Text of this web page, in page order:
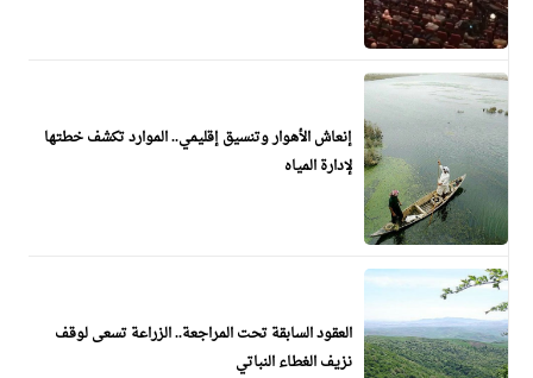
إنعاش الأهوار وتنسيق إقليمي.. الموارد تكشف خطتها
لإدارة المياه
العقود السابقة تحت المراجعة.. الزراعة تسعى لوقف
نزيف الغطاء النباتي